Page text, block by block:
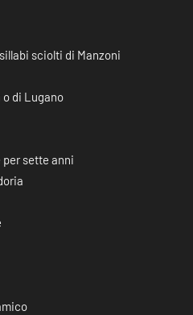
sciolti di Manzoni
o di Lugano
sette anni